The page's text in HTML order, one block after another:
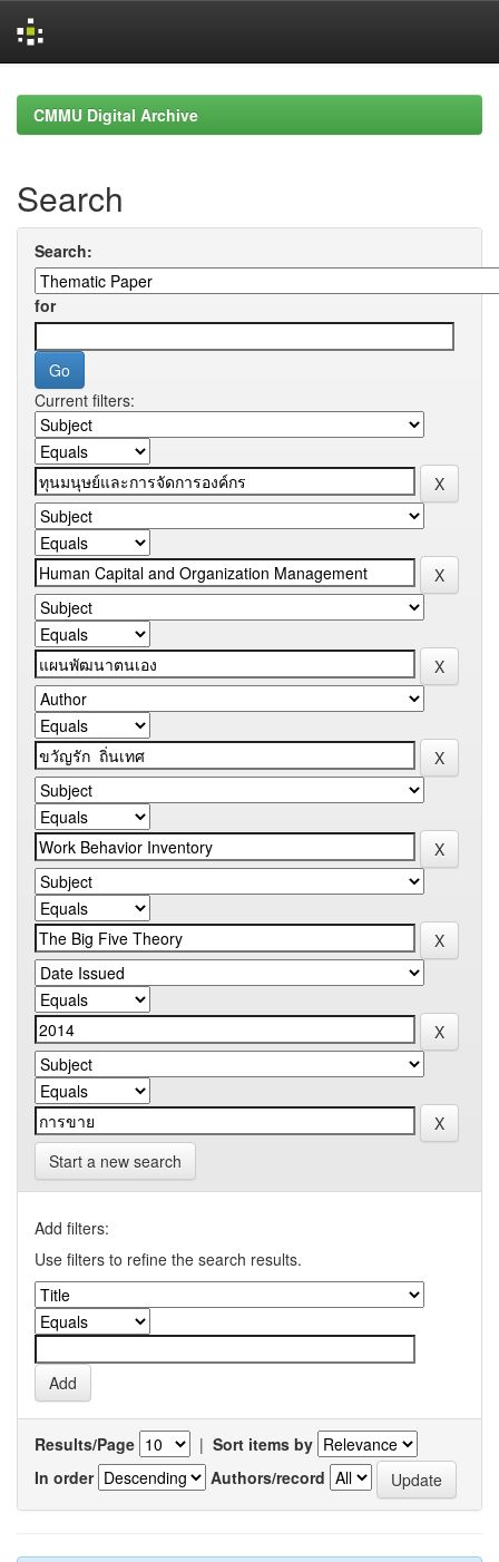
navigationCMMU Digital Archive
Search
Search:
for
Current filters:
Start a new search
Add filters:
Use filters to refine the search results.
Results/Page | Sort items by
In order
Authors/record